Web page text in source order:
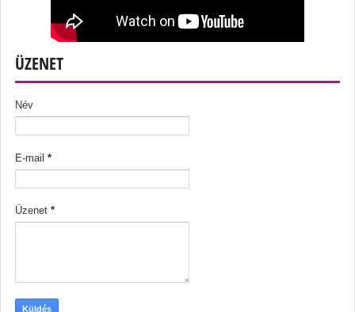
ÜZENET
Név
E-mail *
Üzenet *